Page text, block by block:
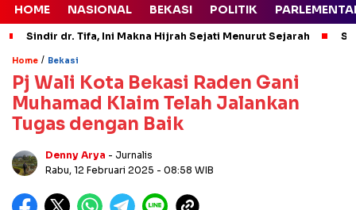
HOME NASIONAL BEKASI POLITIK
Sindir dr. Tifa, Ini Makna Hijrah Sejati Menurut Sejarah
Home / Bekasi
Pj Wali Kota Bekasi Raden Gani
Muhamad Klaim Telah Jalankan
Tugas dengan Baik
Denny Arya - Jurnalis
Rabu, 12 Februari 2025 - 08:58 WIB